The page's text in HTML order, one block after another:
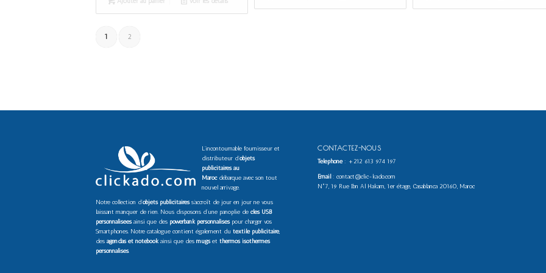
1 2
L’incontournable fournisseur et
distributeur d’objets
publicitaires au
Marocdébarque avec son tout
nouvel arrivage.
Notre collection d’objets publicitairess’accroît de jour en jour ne vous
laissant manquer de rien. Nous disposons d’une panoplie de clés USB
personnaliséesainsi que des powerbank personnaliséspour charger vos
Smartphones. Notre catalogue contient également du textile publicitaire,
des agendas et notebookainsi que des mugset thermos isothermes
personnalisés.
CONTACTEZ-NOUS
Téléphone: +212 613 974 197
Email: contact@clic-kado.com
N°7, 19 Rue Ibn Al Hakam, 1er étage, Casablanca 20160, Maroc